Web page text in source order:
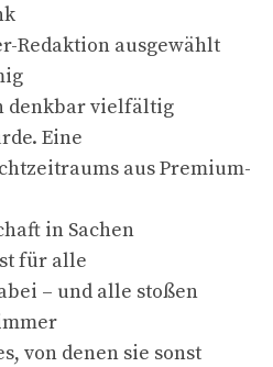
Redaktion ausgewählt
denkbar vielfältig
Eine
aus Premium-
in Sachen
für alle
– und alle stoßen
von denen sie sonst